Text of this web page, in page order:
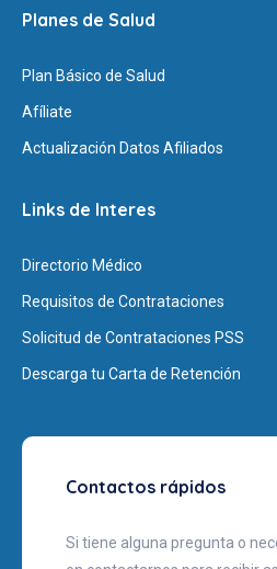
Planes de Salud
Plan Básico de Salud
Afíliate
Actualización Datos Afiliados
Links de Interes
Directorio Médico
Requisitos de Contrataciones
Solicitud de Contrataciones PSS
Descarga tu Carta de Retención
Contactos rápidos
Si tiene alguna pregunta o